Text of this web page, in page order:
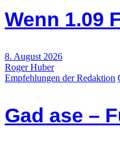
Wenn 1.09
8. August 2026
Roger Huber
Empfehlungen der Redaktion
Gad ase –